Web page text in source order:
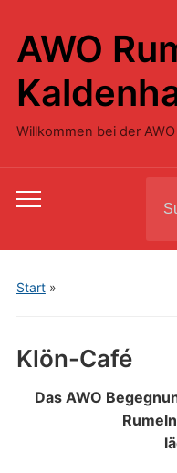
AWO
Willkommen bei der
Toggle
menu
for:
Start»
Klön-Café
Das AWO